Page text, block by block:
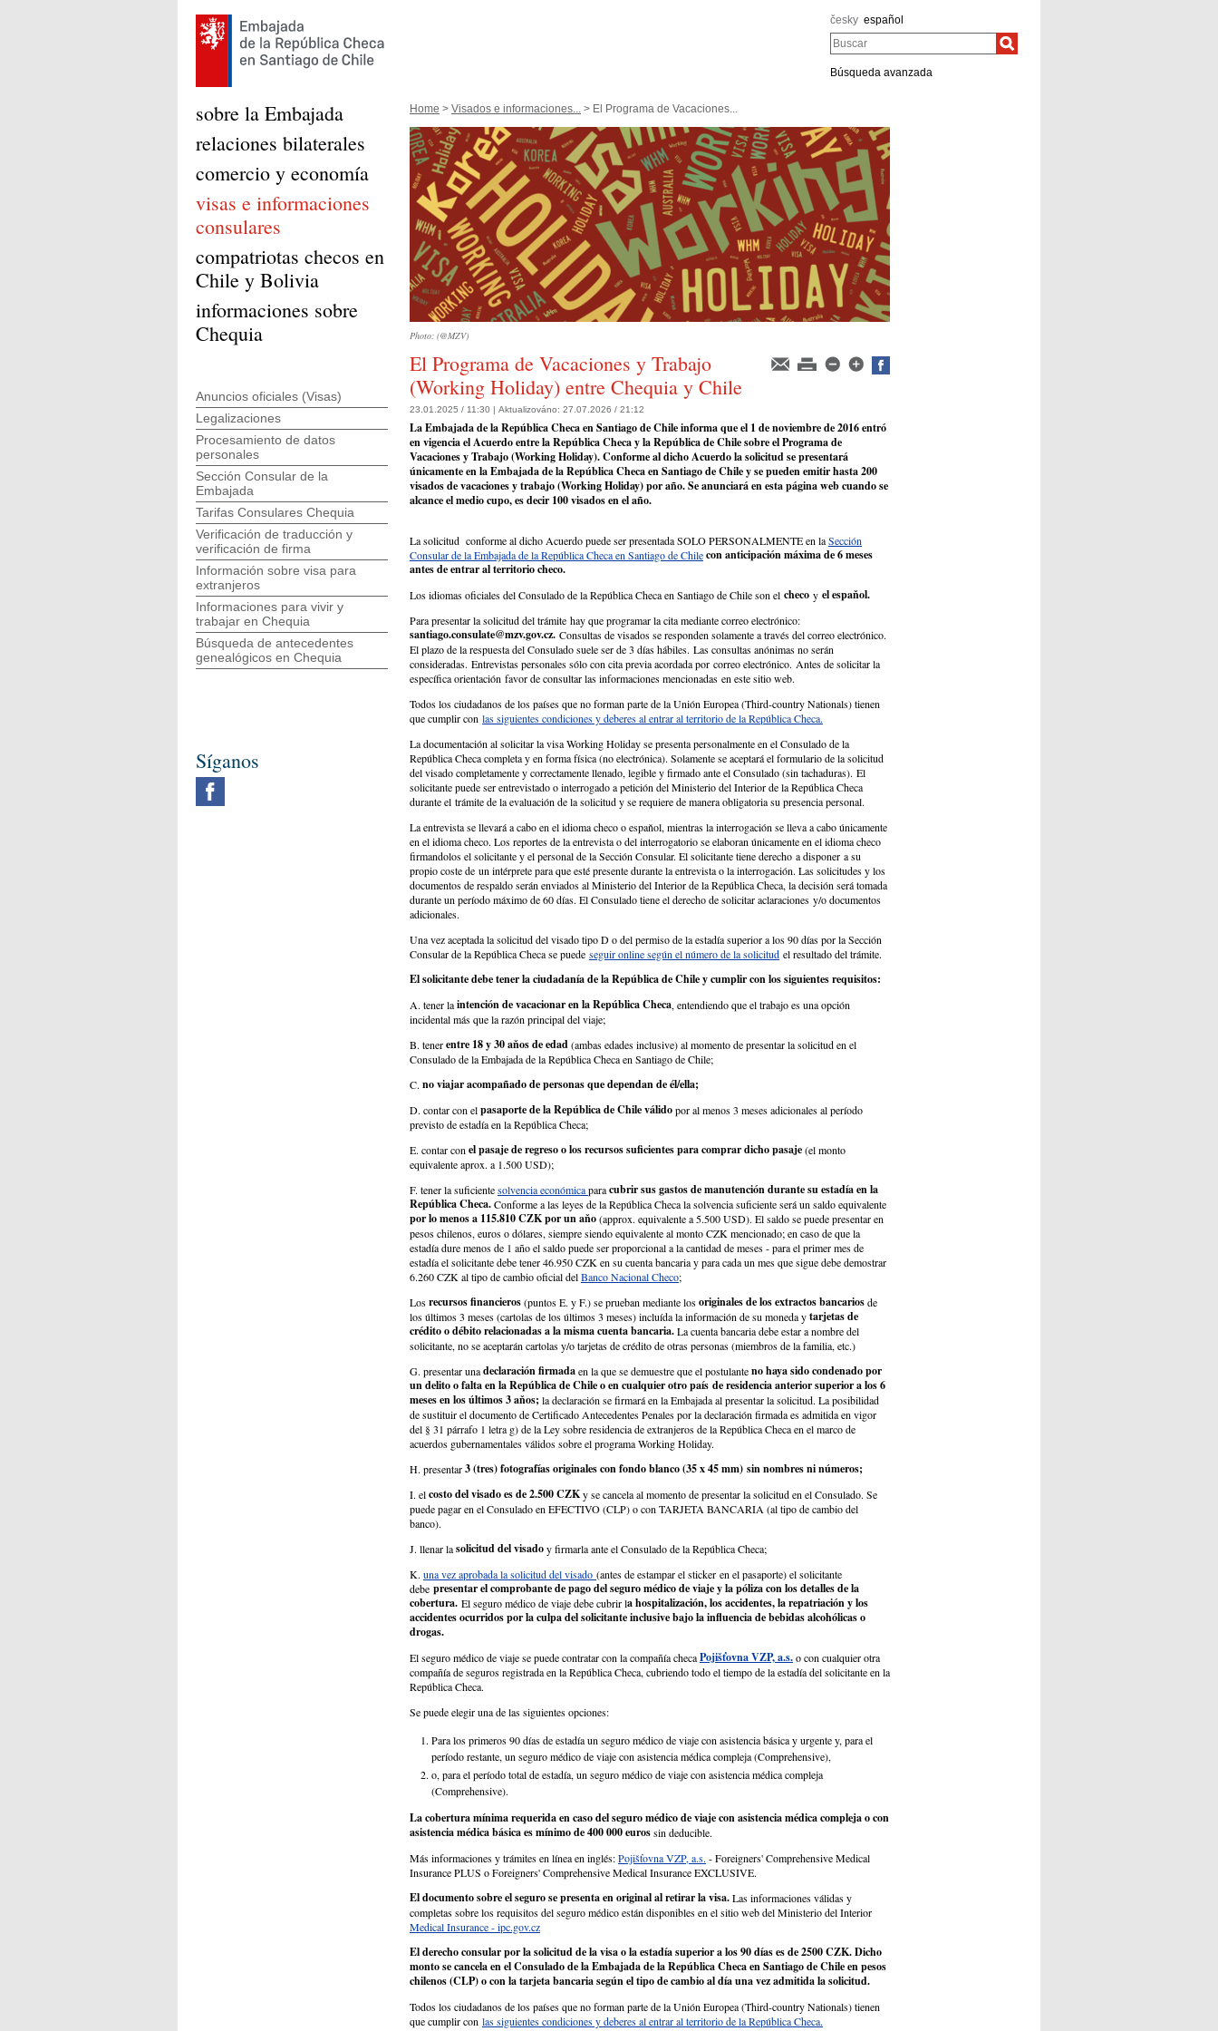
česky español
Buscar
Búsqueda avanzada
Home > Visados e informaciones... > El Programa de Vacaciones...
Photo: (@MZV)
El Programa de Vacaciones y Trabajo
(Working Holiday) entre Chequia y Chile
23.01.2025 / 11:30 | Aktualizováno: 27.07.2026 / 21:12
La Embajada de la República Checa en Santiago de Chile informa que el 1 de noviembre de 2016 entró
en vigencia el Acuerdo entre la República Checa y la República de Chile sobre el Programa de
Vacaciones y Trabajo (Working Holiday). Conforme al dicho Acuerdo la solicitud se presentará
únicamente en la Embajada de la República Checa en Santiago de Chile y se pueden emitir hasta 200
visados de vacaciones y trabajo (Working Holiday) por año. Se anunciará en esta página web cuando se
alcance el medio cupo, es decir 100 visados en el año.
La solicitud conforme al dicho Acuerdo puede ser presentada SOLO PERSONALMENTE en laSección
Consular de la Embajada de la República Checa en Santiago de Chilecon anticipación máxima de 6 meses
antes de entrar al territorio checo.
Los idiomas oficiales del Consulado de la República Checa en Santiago de Chile son el checo y el espaňol.
Para presentar la solicitud del trámite hay que programar la cita mediante correo electrónico:
santiago.consulate@mzv.gov.cz. Consultas de visados se responden solamente a través del correo electrónico.
El plazo de la respuesta del Consulado suele ser de 3 días hábiles. Las consultas anónimas no serán
consideradas. Entrevistas personales sólo con cita previa acordada por correo electrónico. Antes de solicitar la
específica orientación favor de consultar las informaciones mencionadas en este sitio web.
Todos los ciudadanos de los países que no forman parte de la Unión Europea (Third-country Nationals) tienen
que cumplir con las siguientes condiciones y deberes al entrar al territorio de la República Checa.
La documentación al solicitar la visa Working Holiday se presenta personalmente en el Consulado de la
República Checa completa y en forma física (no electrónica). Solamente se aceptará el formulario de la solicitud
del visado completamente y correctamente llenado, legible y firmado ante el Consulado (sin tachaduras). El
solicitante puede ser entrevistado o interrogado a petición del Ministerio del Interior de la República Checa
durante el trámite de la evaluación de la solicitud y se requiere de manera obligatoria su presencia personal.
La entrevista se llevará a cabo en el idioma checo o espaňol, mientras la interrogación se lleva a cabo únicamente
en el idioma checo. Los reportes de la entrevista o del interrogatorio se elaboran únicamente en el idioma checo
firmandolos el solicitante y el personal de la Sección Consular. El solicitante tiene derecho a disponer a su
propio coste de un intérprete para que esté presente durante la entrevista o la interrogación. Las solicitudes y los
documentos de respaldo serán enviados al Ministerio del Interior de la República Checa, la decisión será tomada
durante un período máximo de 60 días. El Consulado tiene el derecho de solicitar aclaraciones y/o documentos
adicionales.
Una vez aceptada la solicitud del visado tipo D o del permiso de la estadía superior a los 90 días por la Sección
Consular de la República Checa se puede seguir online según el número de la solicitud el resultado del trámite.
El solicitante debe tener la ciudadanía de la República de Chile y cumplir con los siguientes requisitos:
A. tener laintención de vacacionar en la República Checa, entendiendo que el trabajo es una opción
incidental más que la razón principal del viaje;
B. tenerentre 18 y 30 aňos de edad(ambas edades inclusive) al momento de presentar la solicitud en el
Consulado de la Embajada de la República Checa en Santiago de Chile;
C. no viajar acompañado de personas que dependan de él/ella;
D. contar con elpasaporte de la República de Chile válidopor al menos 3 meses adicionales al período
previsto de estadía en la República Checa;
E. contar conel pasaje de regreso o los recursos suficientes para comprar dicho pasaje(el monto
equivalente aprox. a 1.500 USD);
F. tener la suficientesolvencia económicaparacubrir sus gastos de manutención durante su estadía en la
República Checa.Conforme a las leyes de la República Checa la solvencia suficiente será un saldo equivalente
por lo menos a 115.810 CZK por un aňo(approx. equivalente a 5.500 USD). El saldo se puede presentar en
pesos chilenos, euros o dólares, siempre siendo equivalente al monto CZK mencionado; en caso de que la
estadía dure menos de 1 año el saldo puede ser proporcional a la cantidad de meses - para el primer mes de
estadía el solicitante debe tener 46.950 CZK en su cuenta bancaria y para cada un mes que sigue debe demostrar
6.260 CZK al tipo de cambio oficial delBanco Nacional Checo;
Losrecursos financieros(puntos E. y F.) se prueban mediante losoriginales de los extractos bancariosde
los últimos 3 meses (cartolas de los últimos 3 meses) incluída la información de su moneda ytarjetas de
crédito o débito relacionadas a la misma cuenta bancaria.La cuenta bancaria debe estar a nombre del
solicitante, no se aceptarán cartolas y/o tarjetas de crédito de otras personas (miembros de la familia, etc.)
G. presentar unadeclaración firmadaen la que se demuestre que el postulanteno haya sido condenado por
un delito o falta en la República de Chile o en cualquier otro país de residencia anterior superior a los 6
meses en los últimos 3 aňos;la declaración se firmará en la Embajada al presentar la solicitud. La posibilidad
de sustituir el documento de Certificado Antecedentes Penales por la declaración firmada es admitida en vigor
del § 31 párrafo 1 letra g) de la Ley sobre residencia de extranjeros de la República Checa en el marco de
acuerdos gubernamentales válidos sobre el programa Working Holiday.
H. presentar3 (tres) fotografías originales con fondo blanco (35 x 45 mm) sin nombres ni números;
I. elcosto del visado es de 2.500 CZKy se cancela al momento de presentar la solicitud en el Consulado. Se
puede pagar en el Consulado en EFECTIVO (CLP) o con TARJETA BANCARIA (al tipo de cambio del
banco).
J. llenar lasolicitud del visadoy firmarla ante el Consulado de la República Checa;
K. una vez aprobada la solicitud del visado (antes de estampar el sticker en el pasaporte) el solicitante
debe presentar el comprobante de pago del seguro médico de viaje y la póliza con los detalles de la
cobertura. El seguro médico de viaje debe cubrir la hospitalización, los accidentes, la repatriación y los
accidentes ocurridos por la culpa del solicitante inclusive bajo la influencia de bebidas alcohólicas o
drogas.
El seguro médico de viaje se puede contratar con la compañía checaPojišťovna VZP, a.s.o con cualquier otra
compañía de seguros registrada en la República Checa, cubriendo todo el tiempo de la estadía del solicitante en la
República Checa.
Se puede elegir una de las siguientes opciones:
Para los primeros 90 días de estadía un seguro médico de viaje con asistencia básica y urgente y, para el
período restante, un seguro médico de viaje con asistencia médica compleja (Comprehensive),
o, para el período total de estadía, un seguro médico de viaje con asistencia médica compleja
(Comprehensive).
La cobertura mínima requerida en caso del seguro médico de viaje con asistencia médica compleja o con
asistencia médica básica es mínimo de 400 000 eurossin deducible.
Más informaciones y trámites en línea en inglés:Pojišťovna VZP, a.s. - Foreigners' Comprehensive Medical
Insurance PLUS o Foreigners' Comprehensive Medical Insurance EXCLUSIVE.
El documento sobre el seguro se presenta en original al retirar la visa.Las informaciones válidas y
completas sobre los requisitos del seguro médico están disponibles en el sitio web del Ministerio del Interior
Medical Insurance - ipc.gov.cz
El derecho consular por la solicitud de la visa o la estadía superior a los 90 días es de 2500 CZK. Dicho
monto se cancela en el Consulado de la Embajada de la República Checa en Santiago de Chile en pesos
chilenos (CLP) o con la tarjeta bancaria según el tipo de cambio al día una vez admitida la solicitud.
Todos los ciudadanos de los países que no forman parte de la Unión Europea (Third-country Nationals) tienen
que cumplir con las siguientes condiciones y deberes al entrar al territorio de la República Checa.
sobre la Embajada
relaciones bilaterales
comercio y economía
visas e informaciones
consulares
compatriotas checos en
Chile y Bolivia
informaciones sobre
Chequia
Anuncios oficiales (Visas)
Legalizaciones
Procesamiento de datos
personales
Sección Consular de la
Embajada
Tarifas Consulares Chequia
Verificación de traducción y
verificación de firma
Información sobre visa para
extranjeros
Informaciones para vivir y
trabajar en Chequia
Búsqueda de antecedentes
genealógicos en Chequia
Síganos